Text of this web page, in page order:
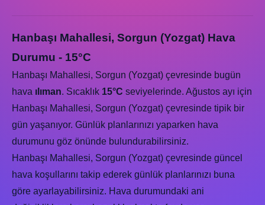
Hanbaşı Mahallesi, Sorgun (Yozgat) Hava
Durumu - 15°C
Hanbaşı Mahallesi, Sorgun (Yozgat) çevresinde bugün
hava ılıman. Sıcaklık 15°C seviyelerinde. Ağustos ayı için
Hanbaşı Mahallesi, Sorgun (Yozgat) çevresinde tipik bir
gün yaşanıyor. Günlük planlarınızı yaparken hava
durumunu göz önünde bulundurabilirsiniz.
Hanbaşı Mahallesi, Sorgun (Yozgat) çevresinde güncel
hava koşullarını takip ederek günlük planlarınızı buna
göre ayarlayabilirsiniz. Hava durumundaki ani